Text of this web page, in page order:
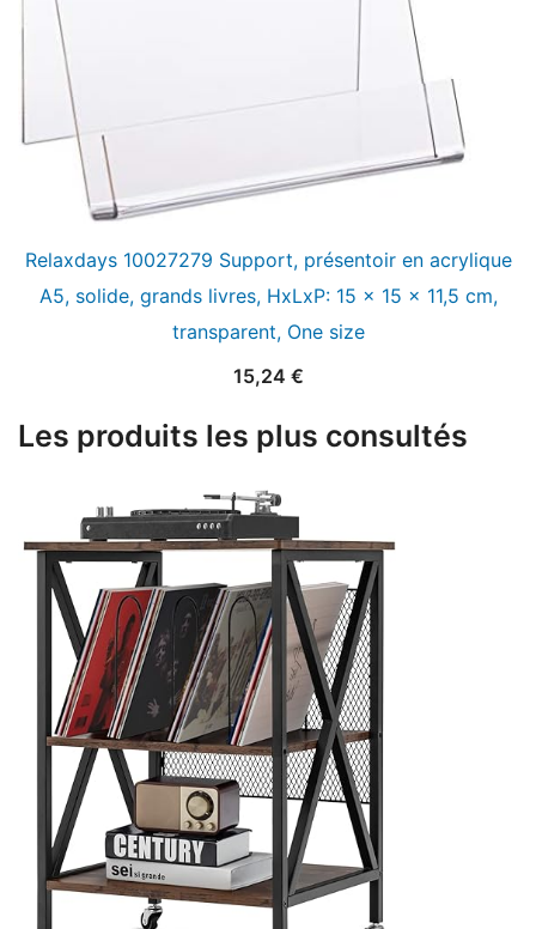
Relaxdays 10027279 Support, présentoir en acrylique
A5, solide, grands livres, HxLxP: 15 x 15 x 11,5 cm,
transparent, One size
15,24 €
Les produits les plus consultés